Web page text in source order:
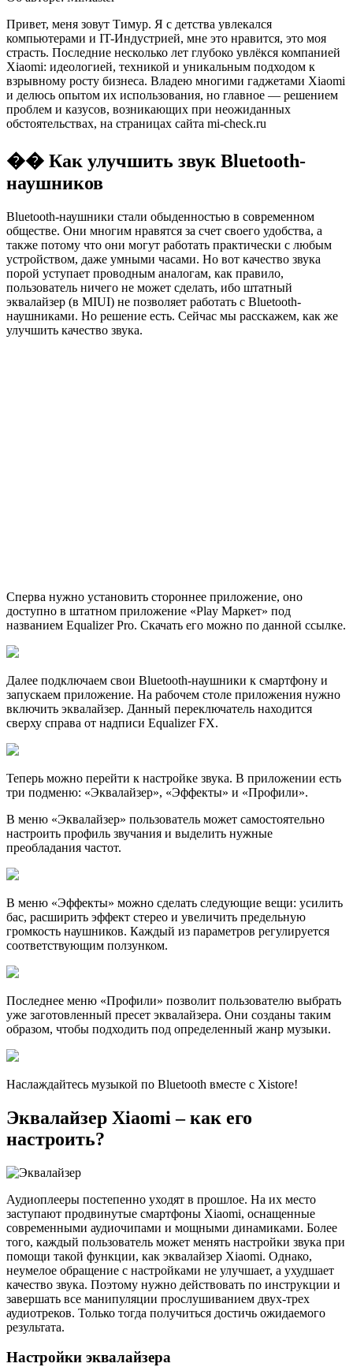
Привет, меня зовут Тимур. Я с детства увлекался
компьютерами и IT-Индустрией, мне это нравится, это моя
страсть. Последние несколько лет глубоко увлёкся компанией
Xiaomi: идеологией, техникой и уникальным подходом к
взрывному росту бизнеса. Владею многими гаджетами Xiaomi
и делюсь опытом их использования, но главное — решением
проблем и казусов, возникающих при неожиданных
обстоятельствах, на страницах сайта mi-check.ru
�� Как улучшить звук Bluetooth-
наушников
Bluetooth-наушники стали обыденностью в современном
обществе. Они многим нравятся за счет своего удобства, а
также потому что они могут работать практически с любым
устройством, даже умными часами. Но вот качество звука
порой уступает проводным аналогам, как правило,
пользователь ничего не может сделать, ибо штатный
эквалайзер (в MIUI) не позволяет работать с Bluetooth-
наушниками. Но решение есть. Сейчас мы расскажем, как же
улучшить качество звука.
Сперва нужно установить стороннее приложение, оно
доступно в штатном приложение «Play Маркет» под
названием Equalizer Pro. Скачать его можно по данной ссылке.
Далее подключаем свои Bluetooth-наушники к смартфону и
запускаем приложение. На рабочем столе приложения нужно
включить эквалайзер. Данный переключатель находится
сверху справа от надписи Equalizer FX.
Теперь можно перейти к настройке звука. В приложении есть
три подменю: «Эквалайзер», «Эффекты» и «Профили».
В меню «Эквалайзер» пользователь может самостоятельно
настроить профиль звучания и выделить нужные
преобладания частот.
В меню «Эффекты» можно сделать следующие вещи: усилить
бас, расширить эффект стерео и увеличить предельную
громкость наушников. Каждый из параметров регулируется
соответствующим ползунком.
Последнее меню «Профили» позволит пользователю выбрать
уже заготовленный пресет эквалайзера. Они созданы таким
образом, чтобы подходить под определенный жанр музыки.
Наслаждайтесь музыкой по Bluetooth вместе с Xistore!
Эквалайзер Xiaomi – как его
настроить?
Аудиоплееры постепенно уходят в прошлое. На их место
заступают продвинутые смартфоны Xiaomi, оснащенные
современными аудиочипами и мощными динамиками. Более
того, каждый пользователь может менять настройки звука при
помощи такой функции, как эквалайзер Xiaomi. Однако,
неумелое обращение с настройками не улучшает, а ухудшает
качество звука. Поэтому нужно действовать по инструкции и
завершать все манипуляции прослушиванием двух-трех
аудиотреков. Только тогда получиться достичь ожидаемого
результата.
Настройки эквалайзера